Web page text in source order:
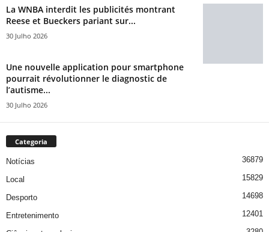
La WNBA interdit les publicités montrant
Reese et Bueckers pariant sur...
30 Julho 2026
Une nouvelle application pour smartphone
pourrait révolutionner le diagnostic de
l’autisme...
30 Julho 2026
Categoria
Notícias 36879
Local 15829
Desporto 14698
Entretenimento 12401